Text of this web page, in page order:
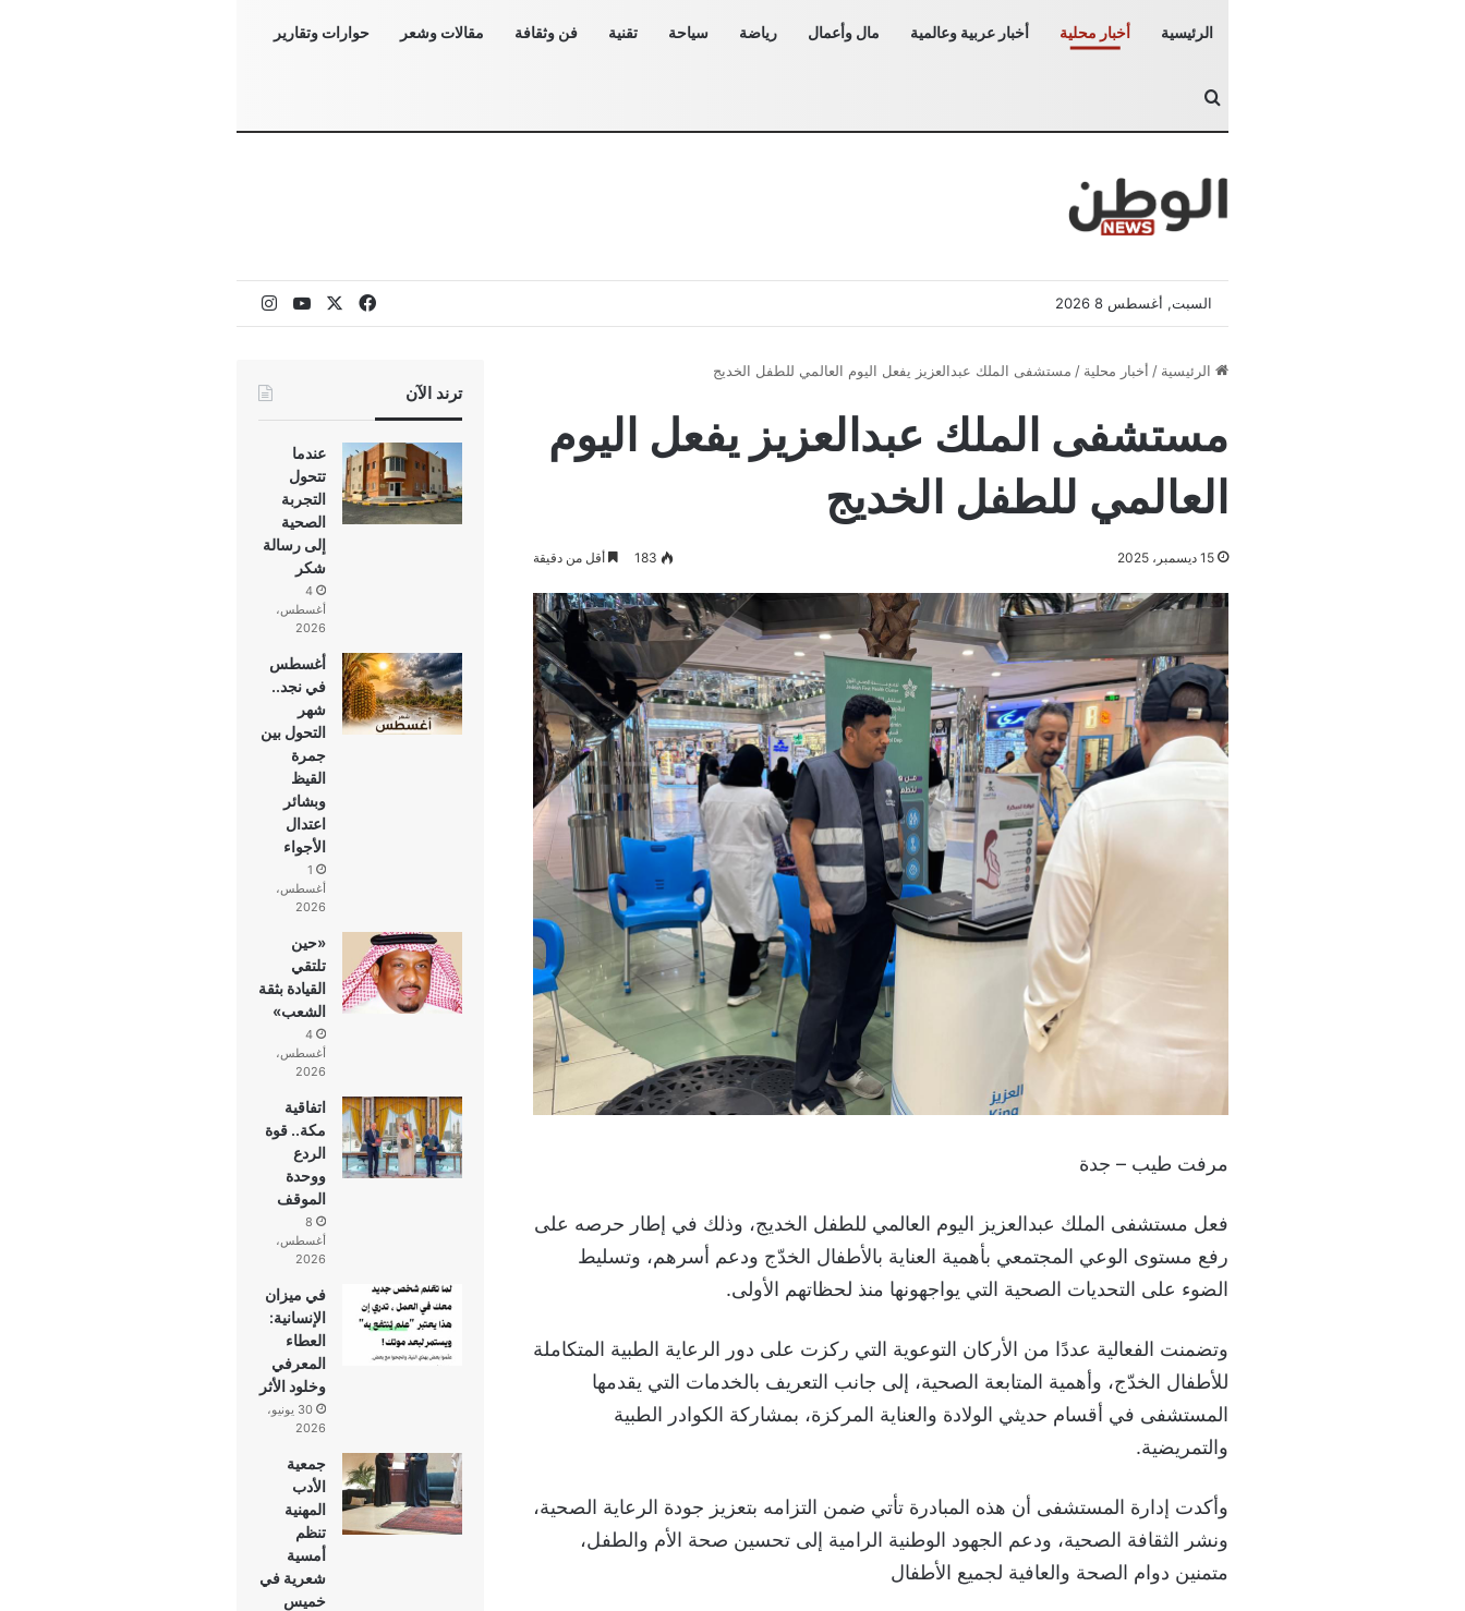
الرئيسية أخبار محلية أخبار عربية وعالمية مال وأعمال رياضة سياحة تقنية فن وثقافة مقالات وشعر حوارات وتقارير
بحث عن
السبت, أغسطس 8 2026 فيسبوك ‫YouTubeانستقرام
الرئيسية / أخبار محلية / مستشفى الملك عبدالعزيز يفعل اليوم العالمي للطفل الخديج
مستشفى الملك عبدالعزيز يفعل اليوم
العالمي للطفل الخديج
15 ديسمبر، 2025 183 أقل من دقيقة
مرفت طيب – جدة
فعل مستشفى الملك عبدالعزيز اليوم العالمي للطفل الخديج، وذلك في إطار حرصه على
رفع مستوى الوعي المجتمعي بأهمية العناية بالأطفال الخدّج ودعم أسرهم، وتسليط
الضوء على التحديات الصحية التي يواجهونها منذ لحظاتهم الأولى.
وتضمنت الفعالية عددًا من الأركان التوعوية التي ركزت على دور الرعاية الطبية المتكاملة
للأطفال الخدّج، وأهمية المتابعة الصحية، إلى جانب التعريف بالخدمات التي يقدمها
المستشفى في أقسام حديثي الولادة والعناية المركزة، بمشاركة الكوادر الطبية
والتمريضية.
وأكدت إدارة المستشفى أن هذه المبادرة تأتي ضمن التزامه بتعزيز جودة الرعاية الصحية،
ونشر الثقافة الصحية، ودعم الجهود الوطنية الرامية إلى تحسين صحة الأم والطفل،
متمنين دوام الصحة والعافية لجميع الأطفال
ترند الآن
عندما
تتحول
التجربة
الصحية
إلى رسالة
شكر
4
أغسطس،
2026
أغسطس
في نجد..
شهر
التحول بين
جمرة
القيظ
وبشائر
اعتدال
الأجواء
1
أغسطس،
2026
«حين
تلتقي
القيادة بثقة
الشعب»
4
أغسطس،
2026
اتفاقية
مكة.. قوة
الردع
ووحدة
الموقف
8
أغسطس،
2026
في ميزان
الإنسانية:
العطاء
المعرفي
وخلود الأثر
30 يونيو،
2026
جمعية
الأدب
المهنية
تنظم
أمسية
شعرية في
خميس